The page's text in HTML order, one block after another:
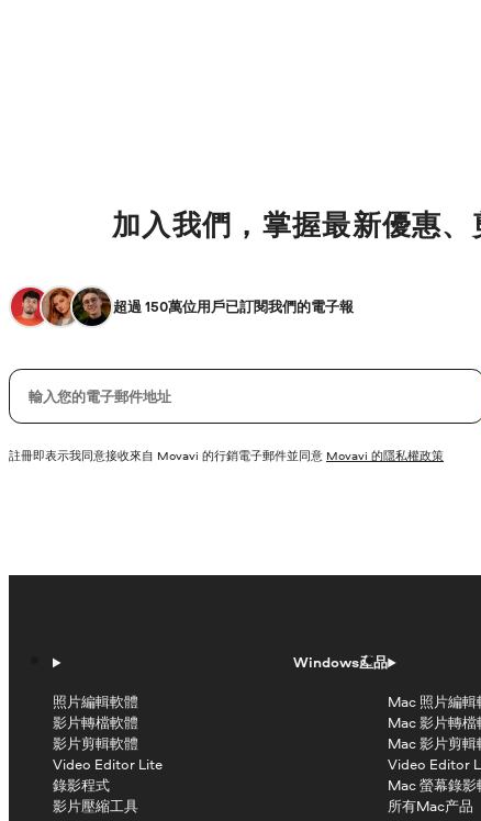
加入我們，掌握最新優惠
超過 150萬位用戶已訂閱我們的電子報
您的電子郵件
註冊即表示我同意接收來自 Movavi 的行銷電子郵件並同意 Movavi 的隱私權政策
Windows產品
照片編輯軟體
影片轉檔軟體
影片剪輯軟體
Video Editor Lite
錄影程式
影片壓縮工具
Mac 照片編輯
Mac 影片轉檔
Mac 影片剪輯
Video Editor
Mac 螢幕錄影
所有Mac产品